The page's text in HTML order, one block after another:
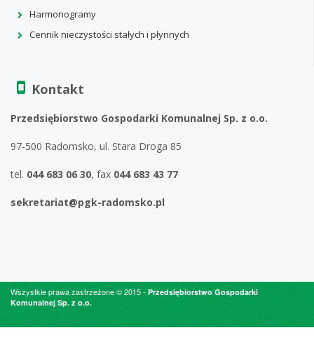
Harmonogramy
Cennik nieczystości stałych i płynnych
Kontakt
Przedsiębiorstwo Gospodarki Komunalnej Sp. z o.o.
97-500 Radomsko, ul. Stara Droga 85
tel. 044 683 06 30, fax 044 683 43 77
sekretariat@pgk-radomsko.pl
Wszystkie prawa zastrzeżone © 2015 - Przedsiębiorstwo Gospodarki
Komunalnej Sp. z o.o.